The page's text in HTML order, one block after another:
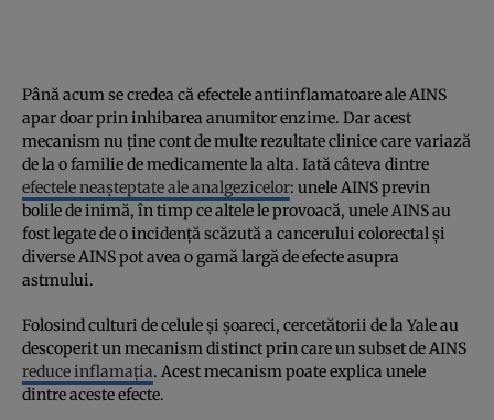
Până acum se credea că efectele antiinflamatoare ale AINS
apar doar prin inhibarea anumitor enzime. Dar acest
mecanism nu ține cont de multe rezultate clinice care variază
de la o familie de medicamente la alta. Iată câteva dintre
efectele neașteptate ale analgezicelor: unele AINS previn
bolile de inimă, în timp ce altele le provoacă, unele AINS au
fost legate de o incidență scăzută a cancerului colorectal și
diverse AINS pot avea o gamă largă de efecte asupra
astmului.
Folosind culturi de celule și șoareci, cercetătorii de la Yale au
descoperit un mecanism distinct prin care un subset de AINS
reduce inflamația. Acest mecanism poate explica unele
dintre aceste efecte.